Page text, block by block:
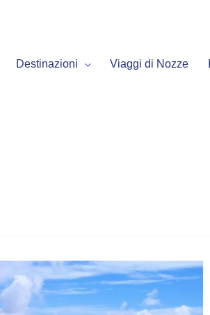
Destinazioni Viaggi di Nozze